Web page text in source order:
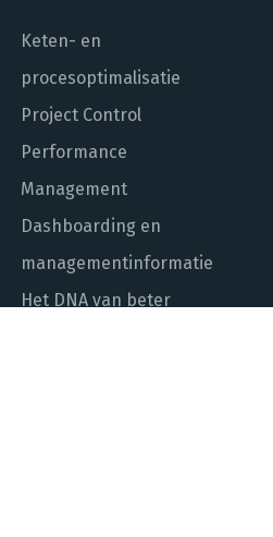
Keten- en
procesoptimalisatie
Project Control
Performance
Management
Dashboarding en
managementinformatie
Het DNA van beter